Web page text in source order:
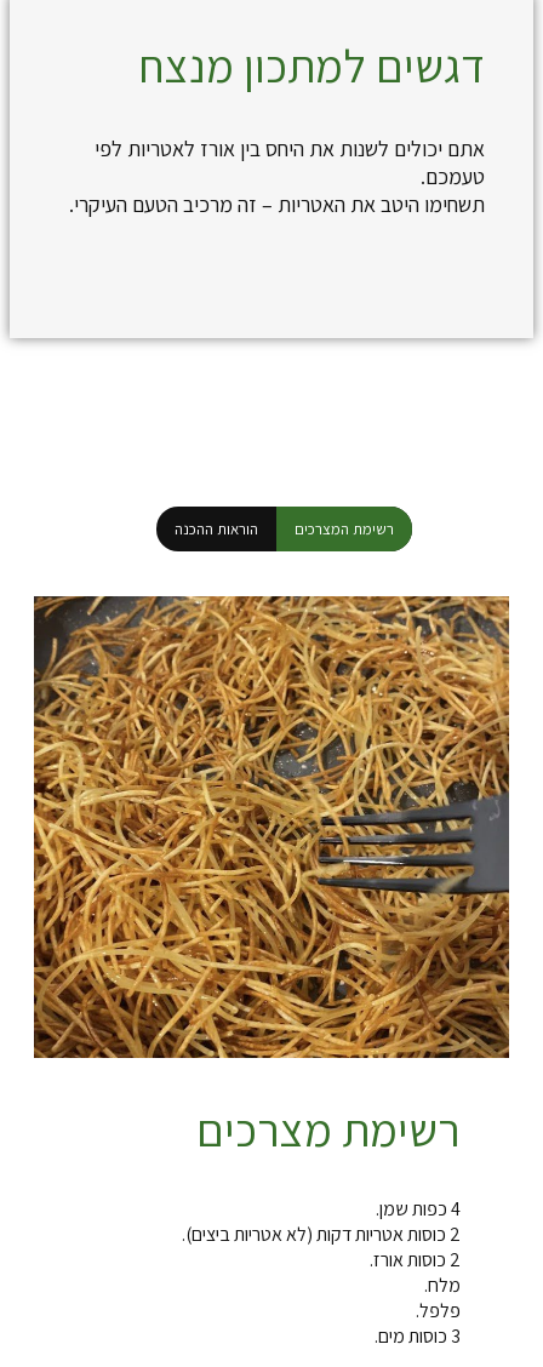
דגשים למתכון מנצח
אתם יכולים לשנות את היחס בין אורז לאטריות לפי
טעמכם.
תשחימו היטב את האטריות – זה מרכיב הטעם העיקרי.
רשימת המצרכים הוראות ההכנה
רשימת מצרכים
4 כפות שמן.
2 כוסות אטריות דקות (לא אטריות ביצים).
2 כוסות אורז.
מלח.
פלפל.
3 כוסות מים.